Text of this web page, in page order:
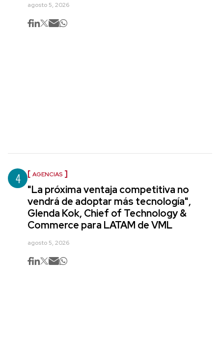
agosto 5, 2026
4 AGENCIAS
"La próxima ventaja competitiva no
vendrá de adoptar más tecnología",
Glenda Kok, Chief of Technology &
Commerce para LATAM de VML
agosto 5, 2026